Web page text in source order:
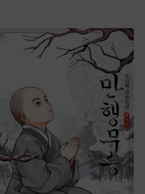
본]